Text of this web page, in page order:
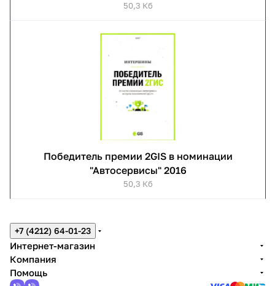
50,3 Кб
Победитель премии 2GIS в номинации
"Автосервисы" 2016
50,3 Кб
+7 (4212) 64-01-23
Интернет-магазин
Компания
Помощь